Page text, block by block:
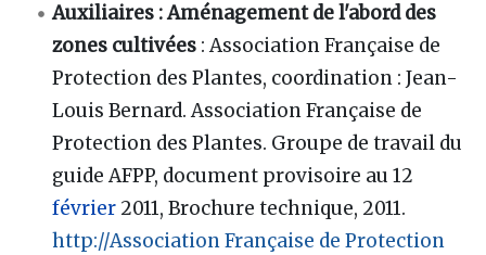
Auxiliaires : Aménagement de l'abord des
zones cultivées : Association Française de
Protection des Plantes, coordination : Jean-
Louis Bernard. Association Française de
Protection des Plantes. Groupe de travail du
guide AFPP, document provisoire au 12
février 2011, Brochure technique, 2011.
http://Association Française de Protection